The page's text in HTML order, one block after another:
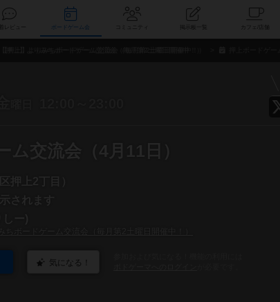
新着レビュー コミュニティ
ム交流会（4月11日）
押上2丁目）
されます
気になる！